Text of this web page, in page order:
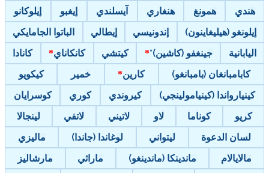
هندي
همونغ هنغاري آيسلندي إيغبو
إيلوكانو
إيلونغو (هيليغاينون)
إندونيسي إيطالي
الباتوا الجامايكي
اليابانية
جينغفو (كاشين)* كيتشي كانكاناي
كانادا
كابامبانغان (بامبانغو)
كارين خمير
كيكويو
كينيارواندا (كينيامولينجي)
كيروندي كوري
كوسرايان
كريو
كوناما لاو لاتيني لاتفي
لينجالا
لسان الدعوة
ليتواني لوغاندا (جاندا)
ماليزي
مالايالام
ماندينكا (ماندينغو) ماراثي
مارشاليز